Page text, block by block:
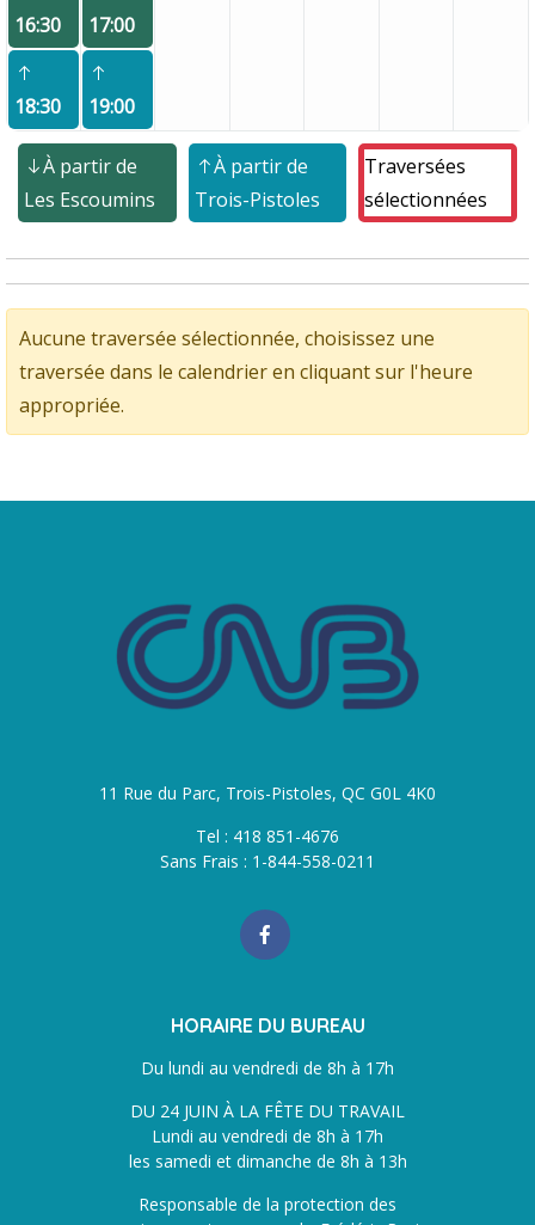
16:30
18:30
17:00
19:00
À partir de
Les Escoumins
À partir de
Trois-Pistoles
Traversées
sélectionnées
Aucune traversée sélectionnée, choisissez une
traversée dans le calendrier en cliquant sur l'heure
appropriée.
11 Rue du Parc, Trois-Pistoles, QC G0L 4K0
Tel : 418 851-4676
Sans Frais : 1-844-558-0211
HORAIRE DU BUREAU
Du lundi au vendredi de 8h à 17h
DU 24 JUIN À LA FÊTE DU TRAVAIL
Lundi au vendredi de 8h à 17h
les samedi et dimanche de 8h à 13h
Responsable de la protection des